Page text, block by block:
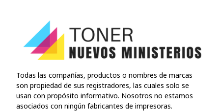
Todas las compañías, productos o nombres de marcas
son propiedad de sus registradores, las cuales solo se
usan con propósito informativo. Nosotros no estamos
asociados con ningún fabricantes de impresoras.